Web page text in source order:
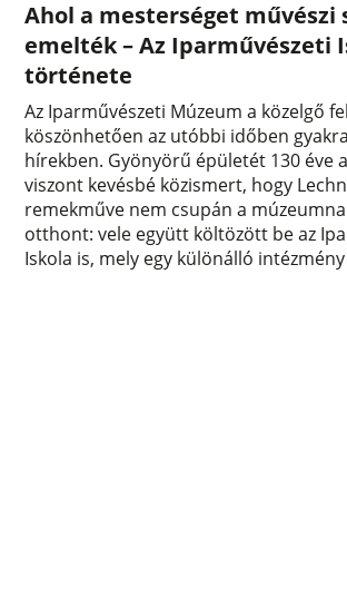
Ahol a mesterséget művészi
emelték – Az Iparművészeti
története
Az Iparművészeti Múzeum a közelgő
köszönhetően az utóbbi időben
hírekben. Gyönyörű épületét 130 éve
viszont kevésbé közismert, hogy
remekműve nem csupán a
otthont: vele együtt költözött be az
Iskola is, mely egy különálló